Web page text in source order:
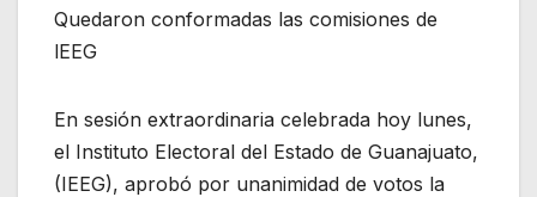
Quedaron conformadas las comisiones de
lEEG
En sesión extraordinaria celebrada hoy lunes,
el Instituto Electoral del Estado de Guanajuato,
(IEEG), aprobó por unanimidad de votos la